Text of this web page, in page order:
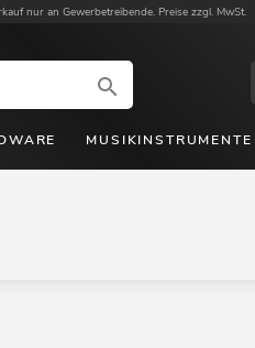
nur an Gewerbetreibende. Preise zzgl. MwSt.
MUSIKINSTRUMENTE